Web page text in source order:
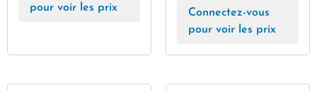
pour voir les prix
Connectez-vous
pour voir les prix